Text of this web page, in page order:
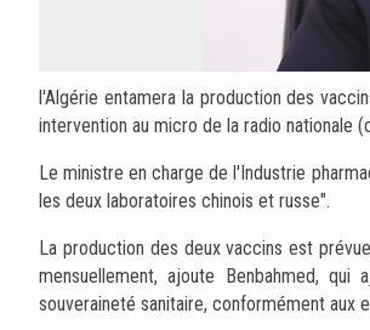
l'Algérie entamera la production des
intervention au micro de la radio nationale
Le ministre en charge de l'Industrie
les deux laboratoires chinois et russe".
La production des deux vaccins est
mensuellement, ajoute Benbahmed,
souveraineté sanitaire, conformément aux